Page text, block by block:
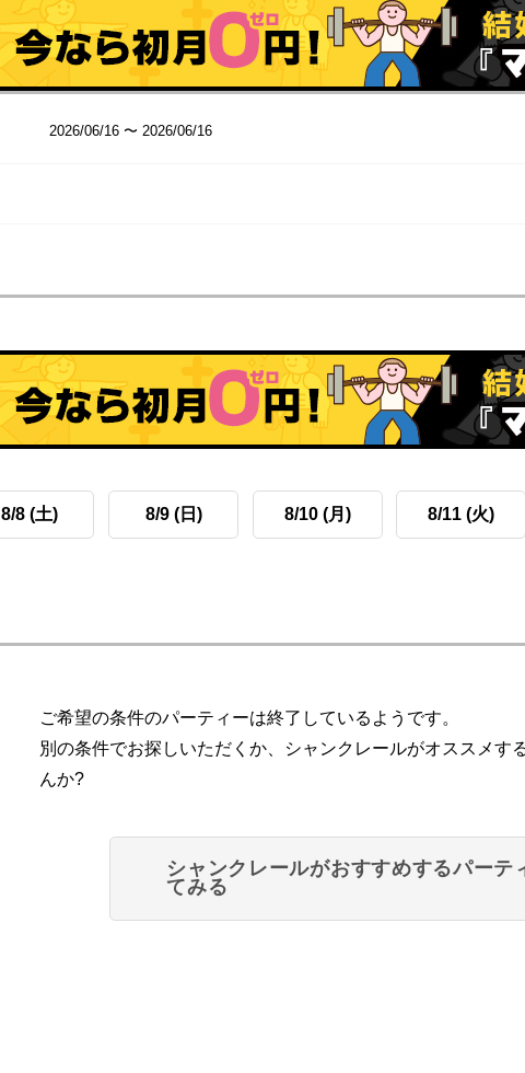
2026/06/16 〜 2026/06/16
8/8 (土) 8/9 (日) 8/10 (月) 8/11 (火)
ご希望の条件のパーティーは終了しているようです。
別の条件でお探しいただくか、シャンクレールがオススメす
んか?
シャンクレールがおすすめするパーテ
てみる